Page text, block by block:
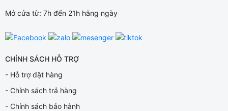
Mở cửa từ: 7h đến 21h hằng ngày
CHÍNH SÁCH HỖ TRỢ
- Hỗ trợ đặt hàng
- Chính sách trả hàng
- Chính sách bảo hành